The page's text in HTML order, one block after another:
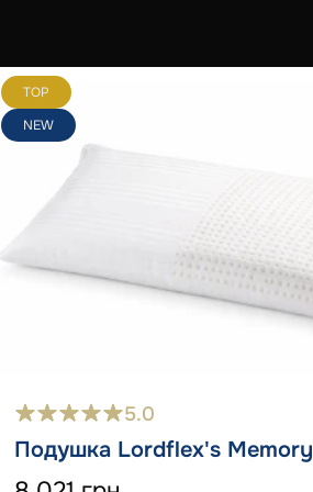
TOP
NEW
5.0
Подушка Lordflex's Memory